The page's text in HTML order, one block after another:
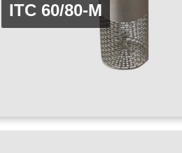
ITC 60/80-M